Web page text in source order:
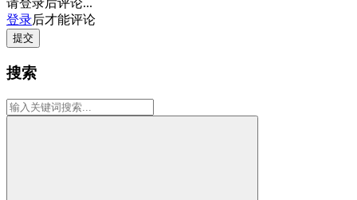
请登录后评论...
登录后才能评论
提交
搜索